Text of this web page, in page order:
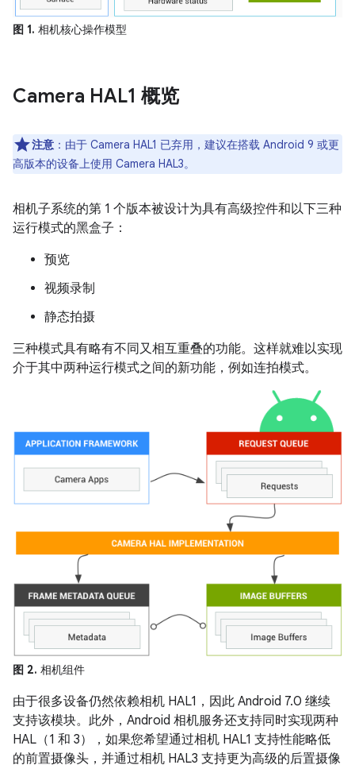
图 1. 相机核心操作模型
Camera HAL1 概览
注意 ：由于 Camera HAL1 已弃用，建议在搭载 Android 9 或更
高版本的设备上使用 Camera HAL3。
相机子系统的第 1 个版本被设计为具有高级控件和以下三种
运行模式的黑盒子：
预览
视频录制
静态拍摄
三种模式具有略有不同又相互重叠的功能。这样就难以实现
介于其中两种运行模式之间的新功能，例如连拍模式。
图 2. 相机组件
由于很多设备仍然依赖相机 HAL1，因此 Android 7.0 继续
支持该模块。此外，Android 相机服务还支持同时实现两种
HAL（1 和 3），如果您希望通过相机 HAL1 支持性能略低
的前置摄像头，并通过相机 HAL3 支持更为高级的后置摄像